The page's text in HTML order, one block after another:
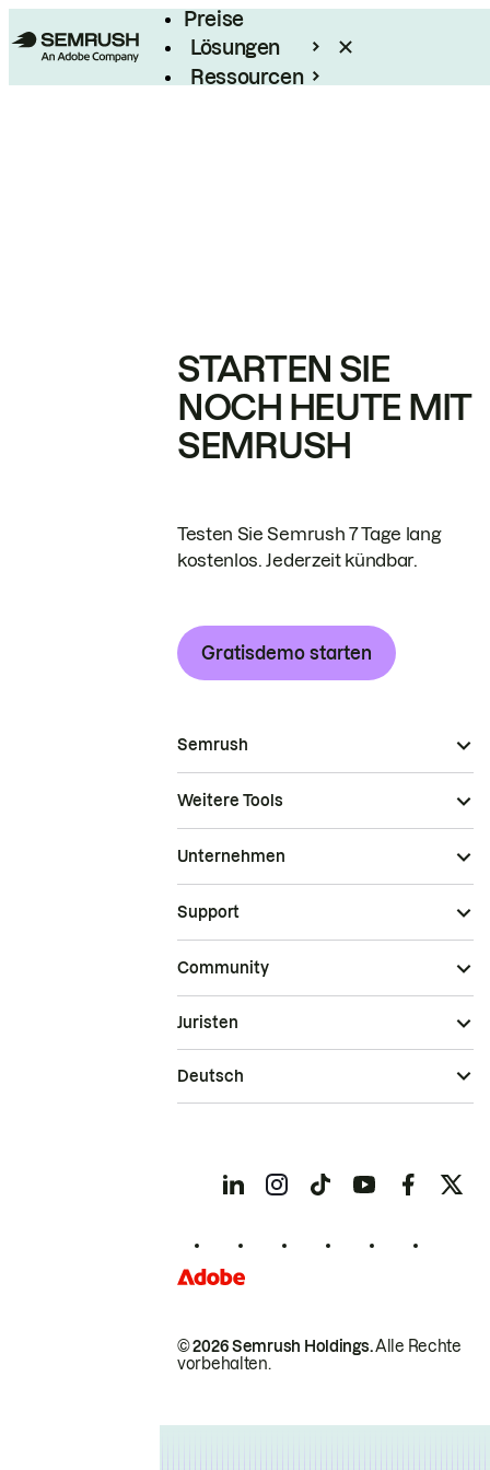
Preise
Lösungen
Ressourcen
STARTEN SIE
NOCH HEUTE MIT
SEMRUSH
Testen Sie Semrush 7 Tage lang
kostenlos. Jederzeit kündbar.
Gratisdemo starten
Semrush
Weitere Tools
Unternehmen
Support
Community
© 2026 Semrush Holdings.Alle Rechte
vorbehalten.
Juristen
Deutsch